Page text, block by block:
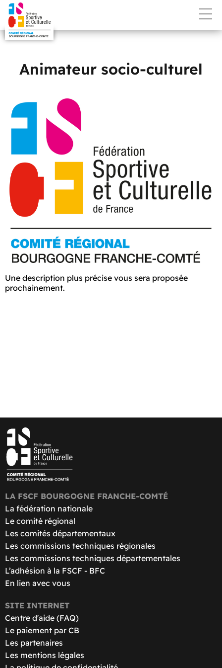
Animateur socio-culturel
Une description plus précise vous sera proposée
prochainement.
LA FSCF BOURGOGNE FRANCHE-COMTÉ
La fédération nationale
Le comité régional
Les comités départementaux
Les commissions techniques régionales
Les commissions techniques départementales
L’adhésion à la FSCF - BFC
En lien avec vous
SITE INTERNET
Centre d'aide (FAQ)
Le paiement par CB
Les partenaires
Les mentions légales